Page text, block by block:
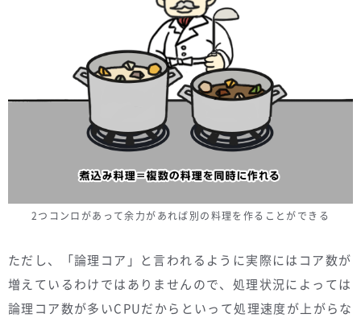
2つコンロがあって余力があれば別の料理を作ることができる
ただし、「論理コア」と言われるように実際にはコア数が
増えているわけではありませんので、処理状況によっては
論理コア数が多いCPUだからといって処理速度が上がらな